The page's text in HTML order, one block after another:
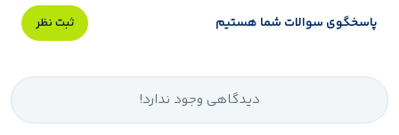
پاسخگوی سوالات شما هستیم ثبت نظر
دیدگاهی وجود ندارد!